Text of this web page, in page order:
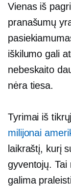
Vienas iš
pranašumų
iškilumo gali
nebeskaito
nėra tiesa.
Tyrimai iš
milijonai
laikraštį, kurį
gyventojų. Tai
galima